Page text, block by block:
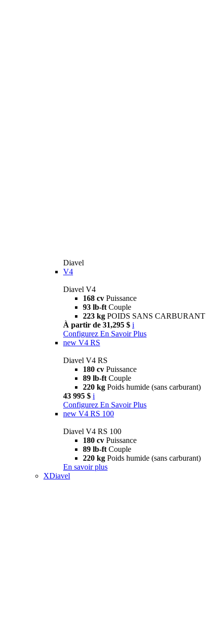
Diavel
V4
Diavel V4
168 cv Puissance
93 lb-ft Couple
223 kg POIDS SANS CARBURANT
À partir de 31,295 $ i
Configurez En Savoir Plus
new V4 RS
Diavel V4 RS
180 cv Puissance
89 lb-ft Couple
220 kg Poids humide (sans carburant)
43 995 $ i
Configurez En Savoir Plus
new V4 RS 100
Diavel V4 RS 100
180 cv Puissance
89 lb-ft Couple
220 kg Poids humide (sans carburant)
En savoir plus
XDiavel